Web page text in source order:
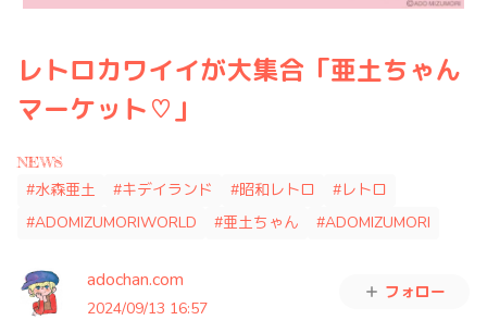
レトロカワイイが大集合「亜土ちゃん
マーケット♡」
NEWS
#水森亜土 #キデイランド #昭和レトロ
#レトロ
#ADOMIZUMORIWORLD
#亜土ちゃん #ADOMIZUMORI
adochan.com
2024/09/13 16:57
フォロー